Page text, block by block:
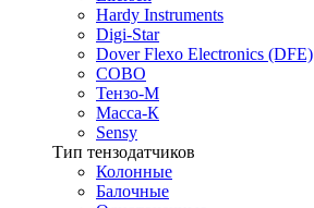
Hardy Instruments
Digi-Star
Dover Flexo Electronics (DFE)
COBO
Тензо-М
Масса-К
Sensy
Тип тензодатчиков
Колонные
Балочные